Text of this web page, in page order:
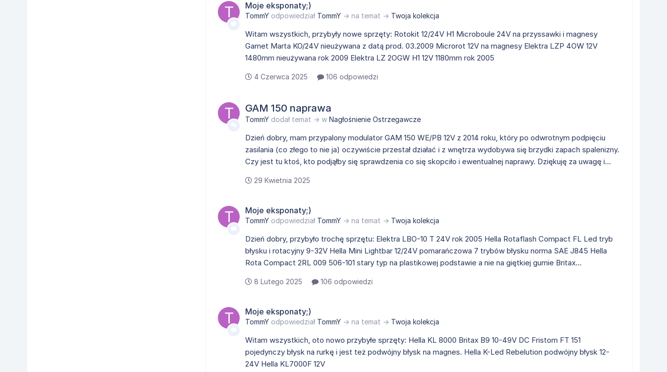
Moje eksponaty;)
TommY odpowiedział TommY → na temat → Twoja kolekcja
Witam wszystkich, przybyły nowe sprzęty: Rotokit 12/24V H1 Microboule 24V na przyssawki i magnesy
Gamet Marta KO/24V nieużywana z datą prod. 03.2009 Microrot 12V na magnesy Elektra LZP 4OW 12V
1480mm nieużywana rok 2009 Elektra LZ 2OGW H1 12V 1180mm rok 2005
4 Czerwca 2025 106 odpowiedzi
GAM 150 naprawa
TommY dodał temat → w Nagłośnienie Ostrzegawcze
Dzień dobry, mam przypalony modulator GAM 150 WE/PB 12V z 2014 roku, który po odwrotnym podpięciu
zasilania (co złego to nie ja) oczywiście przestał działać i z wnętrza wydobywa się brzydki zapach spalenizny.
Czy jest tu ktoś, kto podjąłby się sprawdzenia co się skopciło i ewentualnej naprawy. Dziękuję za uwagę i...
29 Kwietnia 2025
Moje eksponaty;)
TommY odpowiedział TommY → na temat → Twoja kolekcja
Dzień dobry, przybyło trochę sprzętu: Elektra LBO-10 T 24V rok 2005 Hella Rotaflash Compact FL Led tryb
błysku i rotacyjny 9-32V Hella Mini Lightbar 12/24V pomarańczowa 7 trybów błysku norma SAE J845 Hella
Rota Compact 2RL 009 506-101 stary typ na plastikowej podstawie a nie na giętkiej gumie Britax...
8 Lutego 2025 106 odpowiedzi
Moje eksponaty;)
TommY odpowiedział TommY → na temat → Twoja kolekcja
Witam wszystkich, oto nowo przybyłe sprzęty: Hella KL 8000 Britax B9 10-49V DC Fristom FT 151
pojedynczy błysk na rurkę i jest też podwójny błysk na magnes. Hella K-Led Rebelution podwójny błysk 12-
24V Hella KL7000F 12V